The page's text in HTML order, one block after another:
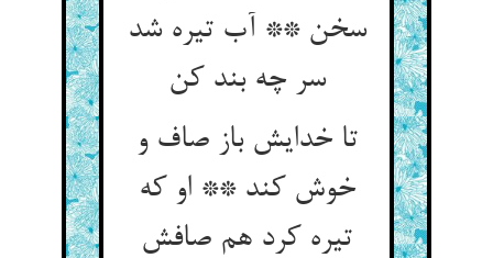
سخن ** آب تیره شد
سر چه بند کن‌‌
تا خدایش باز صاف و
خوش کند ** او که
تیره کرد هم صافش